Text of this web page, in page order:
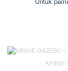
ARINIE